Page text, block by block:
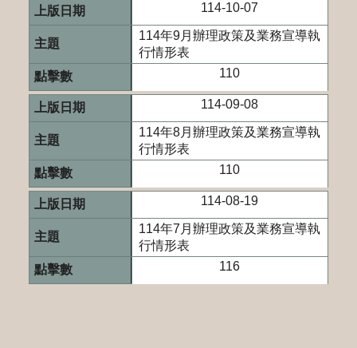
114-10-07
114年9月辦理政策及業務宣導執
行情形表
110
114-09-08
114年8月辦理政策及業務宣導執
行情形表
110
114-08-19
114年7月辦理政策及業務宣導執
行情形表
116